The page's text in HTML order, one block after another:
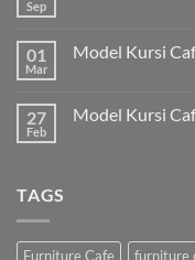
Sep
01
Mar
Model Kursi
27
Feb
Model Kursi
TAGS
Furniture Cafe furniture